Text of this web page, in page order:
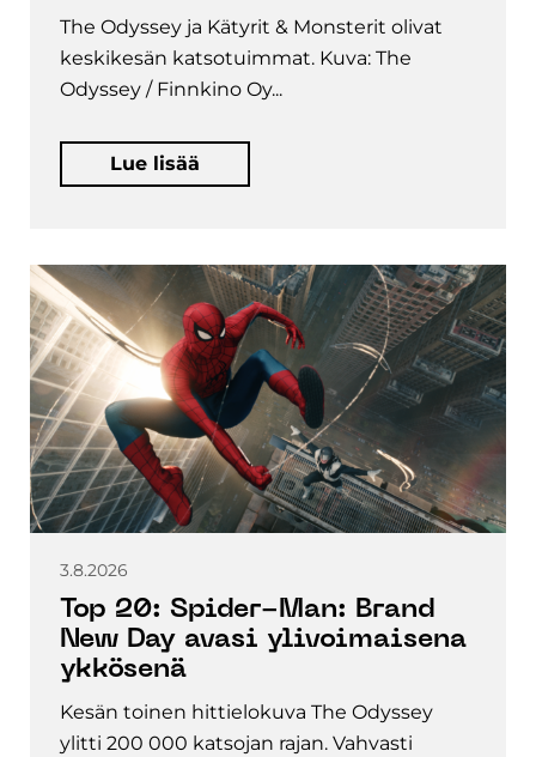
The Odyssey ja Kätyrit & Monsterit olivat
keskikesän katsotuimmat. Kuva: The
Odyssey / Finnkino Oy...
Lue lisää
3.8.2026
Top 20: Spider-Man: Brand
New Day avasi ylivoimaisena
ykkösenä
Kesän toinen hittielokuva The Odyssey
ylitti 200 000 katsojan rajan. Vahvasti